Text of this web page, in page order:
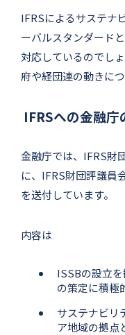
IFRSによるサステナ
ーバルスタンダード
対応しているのでし
府や経団連の動きに
IFRSへの金融庁
金融庁では、IFRS財
に、IFRS財団評議員
を送付しています。
内容は
ISSBの設立
の策定に積極
サステナビリ
ア地域の拠点